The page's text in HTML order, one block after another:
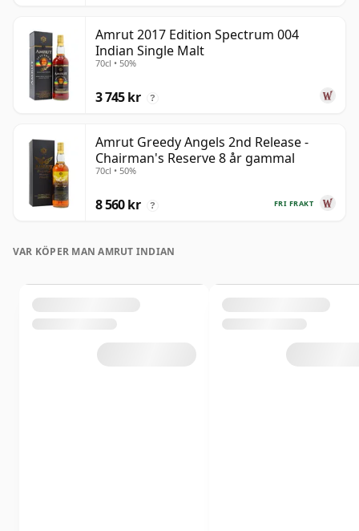
Amrut 2017 Edition Spectrum 004
Indian Single Malt
70cl • 50%
3 745 kr ?
Amrut Greedy Angels 2nd Release -
Chairman's Reserve 8 år gammal
70cl • 50%
FRI FRAKT
8 560 kr ?
VAR KÖPER MAN AMRUT INDIAN